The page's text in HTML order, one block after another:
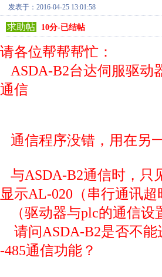
发表于：2016-04-25 13:01:58
求助帖
10分-已结帖
请各位帮帮帮忙：
ASDA-B2台达伺服驱动
通信
通信程序没错，用在另
与ASDA-B2通信时，只
显示AL-020（串行通讯超
（驱动器与plc的通信设
请问ASDA-B2是否不能
-485通信功能？